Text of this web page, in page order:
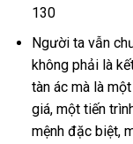
130
Người ta vẫn
không phải là
tàn ác mà là
giá, một tiến
mệnh đặc biệt,